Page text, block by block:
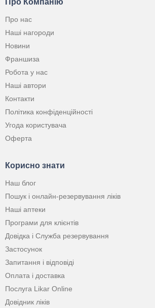
Про нас
Наші нагороди
Новини
Франшиза
Робота у нас
Наші автори
Контакти
Політика конфіденційності
Угода користувача
Оферта
Корисно знати
Наш блог
Пошук і онлайн-резервування ліків
Наші аптеки
Програми для клієнтів
Довідка і Служба резервування
Застосунок
Запитання і відповіді
Оплата і доставка
Послуга Likar Online
Довідник ліків